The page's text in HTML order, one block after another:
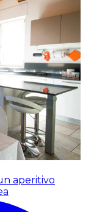
aperitivo